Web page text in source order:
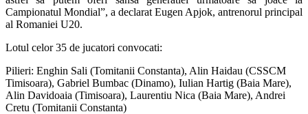
Campionatul Mondial”, a declarat Eugen Apjok, antrenorul principal
al Romaniei U20.
Lotul celor 35 de jucatori convocati:
Pilieri: Enghin Sali (Tomitanii Constanta), Alin Haidau (CSSCM
Timisoara), Gabriel Bumbac (Dinamo), Iulian Hartig (Baia Mare),
Alin Davidoaia (Timisoara), Laurentiu Nica (Baia Mare), Andrei
Cretu (Tomitanii Constanta)